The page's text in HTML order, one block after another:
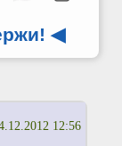
◀
12:56